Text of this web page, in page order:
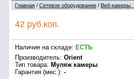
Главная / Сетевое оборудование / Веб-камеры,
42 руб.коп.
Наличие на складе: ЕСТЬ
Производитель: Orient
Тип товара: Муляж камеры
Гарантия (мес.): -